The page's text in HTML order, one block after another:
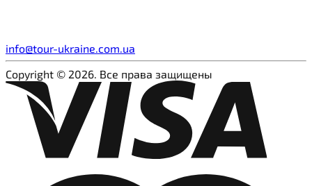
info@tour-ukraine.com.ua
Copyright © 2026. Все права защищены